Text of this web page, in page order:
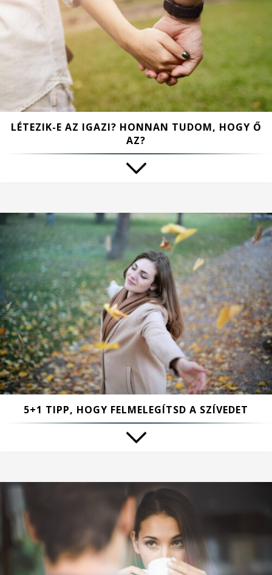
LÉTEZIK-E AZ IGAZI? HONNAN TUDOM, HOGY Ő
AZ?
5+1 TIPP, HOGY FELMELEGÍTSD A SZÍVEDET